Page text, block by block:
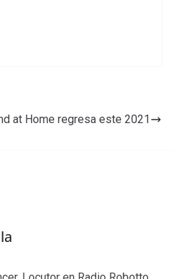
at Home regresa este 2021